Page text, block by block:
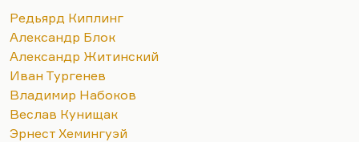
конгломерат нерасчленимый. Видите, семерку
только могу назвать. Но в самом первом ряду
люди, который я люблю кровной,
нерасторжимой любовью. Блок, Слепакова и
Лосев. Наверное, вот так.
Мне при первом знакомстве Кенжеев сказал:
Редьярд Киплинг
Александр Блок
Александр Житинский
Иван Тургенев
Владимир Набоков
Веслав Кунищак
Эрнест Хемингуэй